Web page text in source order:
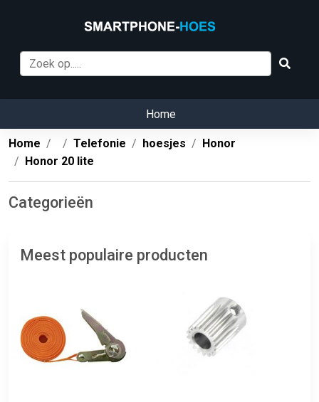
Home
Home Telefonie hoesjes
Honor
Honor 20 lite
Categorieën
Meest populaire producten